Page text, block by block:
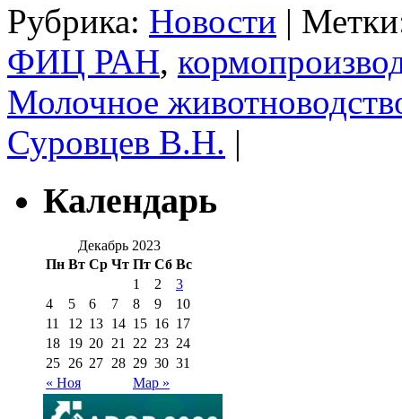
Рубрика: Новости |
ФИЦ РАН,
Молочное
Суровцев В.Н. |
Календарь
Декабрь 2023
Пн Вт Ср Чт Пт Сб Вс
« Ноя Мар »
1 2
3
4
5 6 7 8 9
10
11
12 13 14 15 16 17
18 19 20 21 22 23 24
25 26 27 28 29 30 31